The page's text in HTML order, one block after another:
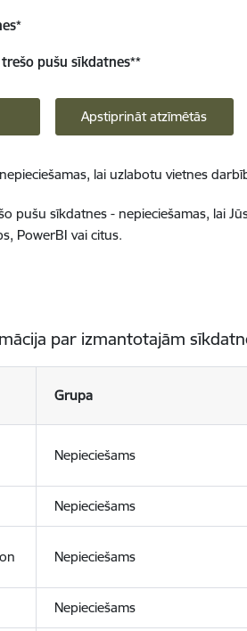
*
pušu sīkdatnes**
Apstiprināt atzīmētās
lai uzlabotu vietnes
pušu sīkdatnes - nepieciešamas, lai
PowerBI vai citus.
par izmantotajām
Grupa
Nepieciešams
Nepieciešams
Nepieciešams
Nepieciešams